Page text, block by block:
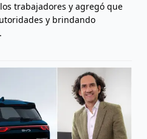
trabajadores y agregó que
y brindando